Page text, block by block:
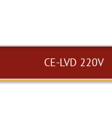
CE-LVD 220V